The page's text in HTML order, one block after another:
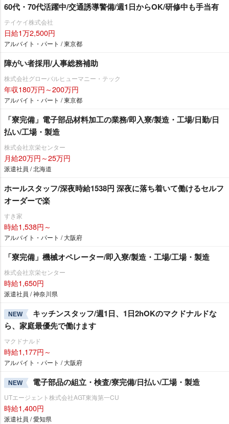
60代・70代活躍中/交通誘導警備/週1日からOK/研修中も手当有
テイケイ株式会社
日給1万2,500円
アルバイト・パート / 東京都
障がい者採用/人事総務補助
株式会社グローバルヒューマニー・テック
年収180万円～200万円
アルバイト・パート / 東京都
「寮完備」電子部品材料加工の業務/即入寮/製造・工場/日勤/日
払い/工場・製造
株式会社京栄センター
月給20万円～25万円
派遣社員 / 北海道
ホールスタッフ/深夜時給1538円 深夜に落ち着いて働けるセルフ
オーダーで楽
すき家
時給1,538円～
アルバイト・パート / 大阪府
「寮完備」機械オペレーター/即入寮/製造・工場/工場・製造
株式会社京栄センター
時給1,650円
派遣社員 / 神奈川県
NEW
キッチンスタッフ/週1日、1日2hOKのマクドナルドな
ら、家庭最優先で働けます
マクドナルド
時給1,177円～
アルバイト・パート / 大阪府
NEW 電子部品の組立・検査/寮完備/日払い/工場・製造
UTエージェント株式会社AGT東海第一CU
時給1,400円
派遣社員 / 愛知県